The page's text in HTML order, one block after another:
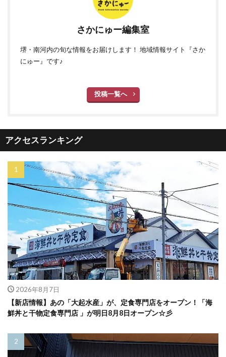
さかにゅー編集室
堺・南河内の旬な情報をお届けします！ 地域情報サイト『さか
にゅー』です♪
投稿一覧へ
アクセスランキング
2026年8月7日
【新店情報】あの「大起水産」が、定食専門店をオープン！「海
鮮丼と干物定食専門店 」が明日8月8日オープン☆彡